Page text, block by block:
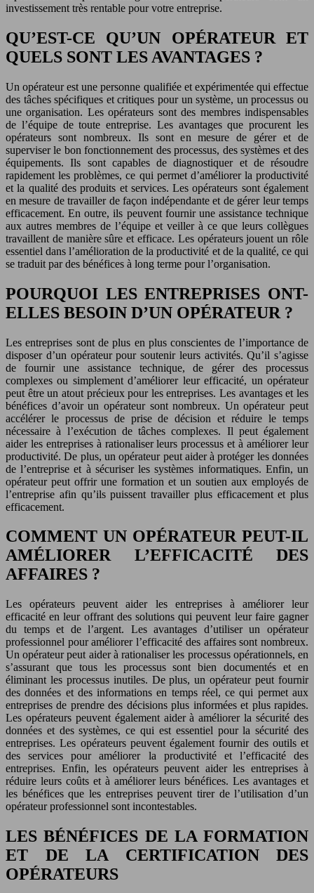
investissement très rentable pour votre entreprise.
QU’EST-CE QU’UN OPÉRATEUR ET
QUELS SONT LES AVANTAGES ?
Un opérateur est une personne qualifiée et expérimentée qui effectue
des tâches spécifiques et critiques pour un système, un processus ou
une organisation. Les opérateurs sont des membres indispensables
de l’équipe de toute entreprise. Les avantages que procurent les
opérateurs sont nombreux. Ils sont en mesure de gérer et de
superviser le bon fonctionnement des processus, des systèmes et des
équipements. Ils sont capables de diagnostiquer et de résoudre
rapidement les problèmes, ce qui permet d’améliorer la productivité
et la qualité des produits et services. Les opérateurs sont également
en mesure de travailler de façon indépendante et de gérer leur temps
efficacement. En outre, ils peuvent fournir une assistance technique
aux autres membres de l’équipe et veiller à ce que leurs collègues
travaillent de manière sûre et efficace. Les opérateurs jouent un rôle
essentiel dans l’amélioration de la productivité et de la qualité, ce qui
se traduit par des bénéfices à long terme pour l’organisation.
POURQUOI LES ENTREPRISES ONT-
ELLES BESOIN D’UN OPÉRATEUR ?
Les entreprises sont de plus en plus conscientes de l’importance de
disposer d’un opérateur pour soutenir leurs activités. Qu’il s’agisse
de fournir une assistance technique, de gérer des processus
complexes ou simplement d’améliorer leur efficacité, un opérateur
peut être un atout précieux pour les entreprises. Les avantages et les
bénéfices d’avoir un opérateur sont nombreux. Un opérateur peut
accélérer le processus de prise de décision et réduire le temps
nécessaire à l’exécution de tâches complexes. Il peut également
aider les entreprises à rationaliser leurs processus et à améliorer leur
productivité. De plus, un opérateur peut aider à protéger les données
de l’entreprise et à sécuriser les systèmes informatiques. Enfin, un
opérateur peut offrir une formation et un soutien aux employés de
l’entreprise afin qu’ils puissent travailler plus efficacement et plus
efficacement.
COMMENT UN OPÉRATEUR PEUT-IL
AMÉLIORER L’EFFICACITÉ DES
AFFAIRES ?
Les opérateurs peuvent aider les entreprises à améliorer leur
efficacité en leur offrant des solutions qui peuvent leur faire gagner
du temps et de l’argent. Les avantages d’utiliser un opérateur
professionnel pour améliorer l’efficacité des affaires sont nombreux.
Un opérateur peut aider à rationaliser les processus opérationnels, en
s’assurant que tous les processus sont bien documentés et en
éliminant les processus inutiles. De plus, un opérateur peut fournir
des données et des informations en temps réel, ce qui permet aux
entreprises de prendre des décisions plus informées et plus rapides.
Les opérateurs peuvent également aider à améliorer la sécurité des
données et des systèmes, ce qui est essentiel pour la sécurité des
entreprises. Les opérateurs peuvent également fournir des outils et
des services pour améliorer la productivité et l’efficacité des
entreprises. Enfin, les opérateurs peuvent aider les entreprises à
réduire leurs coûts et à améliorer leurs bénéfices. Les avantages et
les bénéfices que les entreprises peuvent tirer de l’utilisation d’un
opérateur professionnel sont incontestables.
LES BÉNÉFICES DE LA FORMATION
ET DE LA CERTIFICATION DES
OPÉRATEURS